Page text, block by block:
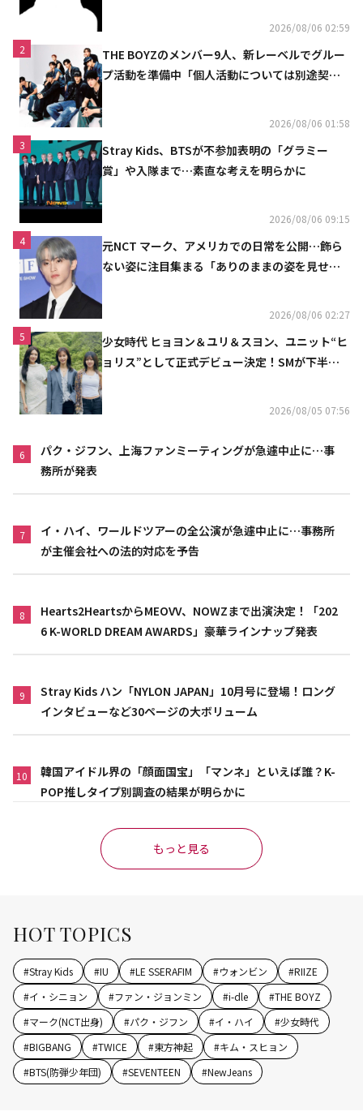
2026/08/06 02:59
2
THE BOYZのメンバー9人、新レーベルでグルー
プ活動を準備中「個人活動については別途契約
2026/08/06 01:58
3
Stray Kids、BTSが不参加表明の「グラミー
賞」や入隊まで…素直な考えを明らかに
2026/08/06 09:15
4
元NCT マーク、アメリカでの日常を公開…飾ら
ない姿に注目集まる「ありのままの姿を見せた
2026/08/06 02:27
5
少女時代 ヒョヨン＆ユリ＆スヨン、ユニット“ヒ
ョリス”として正式デビュー決定！SMが下半期
2026/08/05 07:56
6
パク・ジフン、上海ファンミーティングが急遽中止に…事
務所が発表
7
イ・ハイ、ワールドツアーの全公演が急遽中止に…事務所
が主催会社への法的対応を予告
8
Hearts2HeartsからMEOVV、NOWZまで出演決定！「202
6 K-WORLD DREAM AWARDS」豪華ラインナップ発表
9
Stray Kids ハン「NYLON JAPAN」10月号に登場！ロング
インタビューなど30ページの大ボリューム
10
韓国アイドル界の「顔面国宝」「マンネ」といえば誰？K-
POP推しタイプ別調査の結果が明らかに
もっと見る
HOT TOPICS
#Stray Kids #IU #LE SSERAFIM #ウォンビン #RIIZE
#イ・シニョン #ファン・ジョンミン #i-dle #THE BOYZ
#マーク(NCT出身) #パク・ジフン #イ・ハイ #少女時代
#BIGBANG #TWICE #東方神起 #キム・スヒョン
#BTS(防弾少年団) #SEVENTEEN #NewJeans